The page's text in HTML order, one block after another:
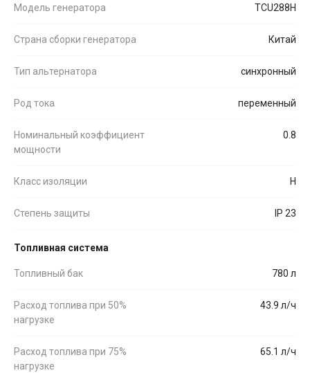
Модель генератора TCU288H
Страна сборки генератора Китай
Тип альтернатора синхронный
Род тока переменный
Номинальный коэффициент
мощности
0.8
Класс изоляции H
Степень защиты IP 23
Топливная система
Топливный бак 780 л
Расход топлива при 50%
нагрузке
43.9 л/ч
Расход топлива при 75%
нагрузке
65.1 л/ч